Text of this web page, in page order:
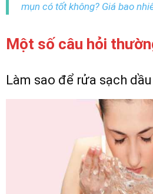
mụn có tốt không? Giá bao
Một số câu hỏi
Làm sao để rửa sạch